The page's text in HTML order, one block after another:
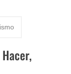
africanas?